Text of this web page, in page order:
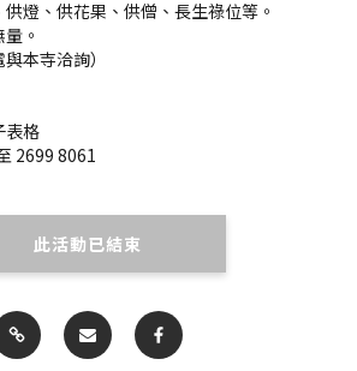
燈、供花果、供僧、長生祿位等。
。
本寺洽詢）
表格
2699 8061
此活動已結束